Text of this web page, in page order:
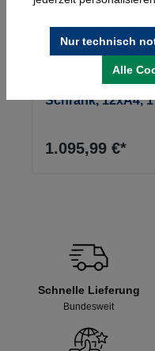
Kerkmann
Schrank, 12xA4,
1.095,99 €*
Schnelle Lieferung
Bundesweit
Nur technisch
Alle